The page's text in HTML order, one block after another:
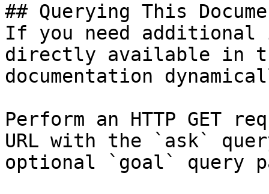
## Querying This
If you need
directly available in
documentation
Perform an HTTP GET
URL with the `ask`
optional `goal` query